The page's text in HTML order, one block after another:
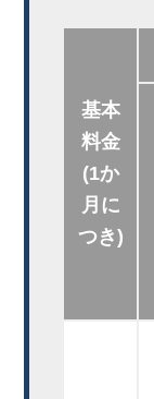
基本
料金
(1か
月に
つき)